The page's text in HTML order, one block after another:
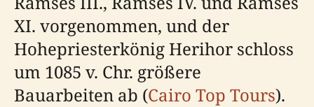
XI. vorgenommen, und der
Hohepriesterkönig Herihor schloss
um 1085 v. Chr. größere
Bauarbeiten ab (Cairo Top Tours).